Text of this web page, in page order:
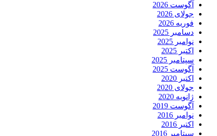
آگوست 2026
جولای 2026
فوریه 2026
دسامبر 2025
نوامبر 2025
اکتبر 2025
سپتامبر 2025
آگوست 2025
اکتبر 2020
جولای 2020
ژانویه 2020
آگوست 2019
نوامبر 2016
اکتبر 2016
سپتامبر 2016